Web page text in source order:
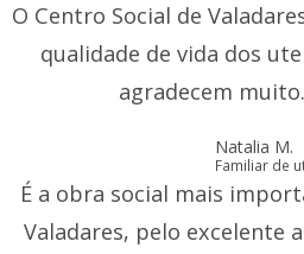
É a obra social mais
Valadares, pelo excelente
O Centro Social de
qualidade de vida dos
agradecem
Natalia M.
Familiar de